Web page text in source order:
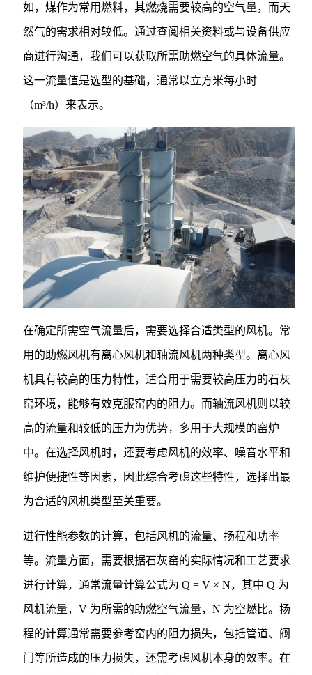
如，煤作为常用燃料，其燃烧需要较高的空气量，而天
然气的需求相对较低。通过查阅相关资料或与设备供应
商进行沟通，我们可以获取所需助燃空气的具体流量。
这一流量值是选型的基础，通常以立方米每小时
（m³/h）来表示。
在确定所需空气流量后，需要选择合适类型的风机。常
用的助燃风机有离心风机和轴流风机两种类型。离心风
机具有较高的压力特性，适合用于需要较高压力的石灰
窑环境，能够有效克服窑内的阻力。而轴流风机则以较
高的流量和较低的压力为优势，多用于大规模的窑炉
中。在选择风机时，还要考虑风机的效率、噪音水平和
维护便捷性等因素，因此综合考虑这些特性，选择出最
为合适的风机类型至关重要。
进行性能参数的计算，包括风机的流量、扬程和功率
等。流量方面，需要根据石灰窑的实际情况和工艺要求
进行计算，通常流量计算公式为 Q = V × N，其中 Q 为
风机流量，V 为所需的助燃空气流量，N 为空燃比。扬
程的计算通常需要参考窑内的阻力损失，包括管道、阀
门等所造成的压力损失，还需考虑风机本身的效率。在